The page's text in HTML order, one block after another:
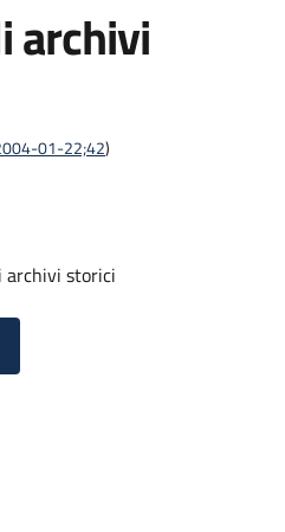
archivi
01-22;42)
archivi storici